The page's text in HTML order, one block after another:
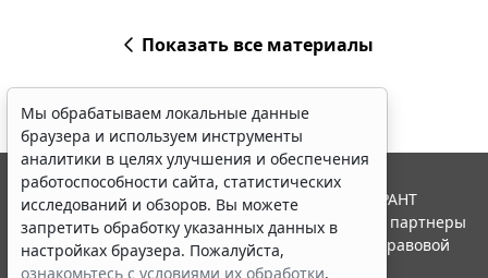
Показать все материалы
Мы обрабатываем локальные данные
браузера и используем инструменты
аналитики в целях улучшения и обеспечения
работоспособности сайта, статистических
исследований и обзоров. Вы можете
запретить обработку указанных данных в
настройках браузера. Пожалуйста,
ознакомьтесь с условиями их обработки.
© ООО "НПП "ГАРАНТ-СЕРВИС", 2026. Система ГАРАНТ
выпускается с 1990 года. Компания "Гарант" и ее партнеры
являются участниками Российской ассоциации правовой
информации ГАРАНТ.